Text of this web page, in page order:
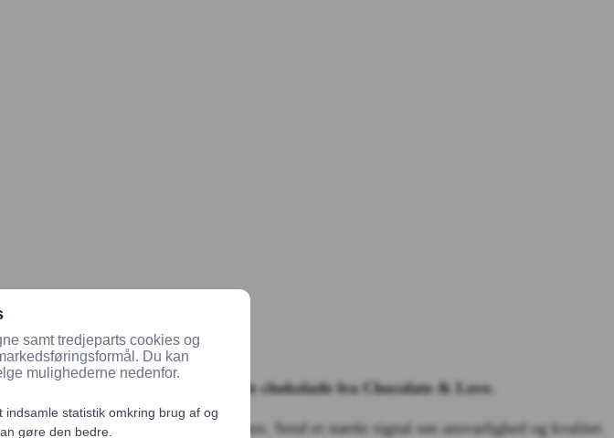
Økologisk og fairtrade prisvindende chokolade fra Chocolate & Love.
Perfekt til mødebordet eller receptionen. Send et stærkt signal om ansvarlighed og kvalitet.